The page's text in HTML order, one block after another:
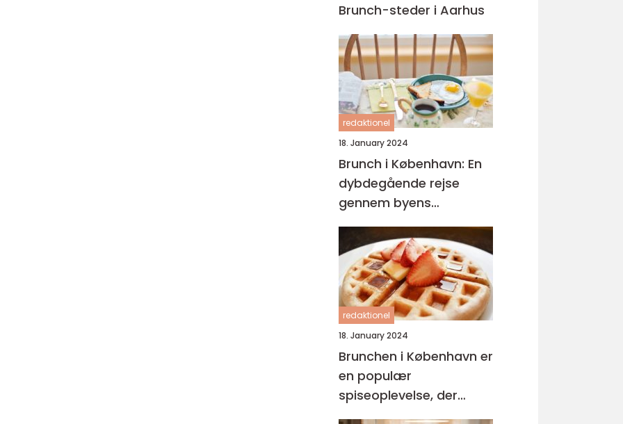
Brunch-steder i Aarhus
redaktionel
18. January 2024
Brunch i København: En
dybdegående rejse
gennem byens
brunchkultur
redaktionel
18. January 2024
Brunchen i København er
en populær
spiseoplevelse, der
appellerer til både lokale